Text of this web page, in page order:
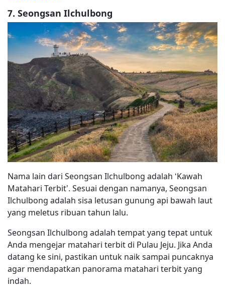
7. Seongsan Ilchulbong
Nama lain dari Seongsan Ilchulbong adalah ‘Kawah
Matahari Terbit’. Sesuai dengan namanya, Seongsan
Ilchulbong adalah sisa letusan gunung api bawah laut
yang meletus ribuan tahun lalu.
Seongsan Ilchulbong adalah tempat yang tepat untuk
Anda mengejar matahari terbit di Pulau Jeju. Jika Anda
datang ke sini, pastikan untuk naik sampai puncaknya
agar mendapatkan panorama matahari terbit yang
indah.